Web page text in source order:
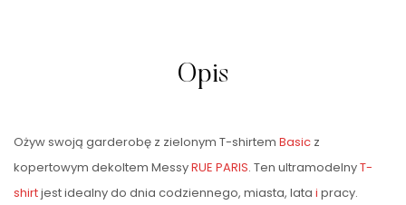
Opis
Ożyw swoją garderobę z zielonym T-shirtem Basic z
kopertowym dekoltem MessyRUE PARIS. Ten ultramodelnyT-
shirtjest idealny do dnia codziennego, miasta, lata i pracy.